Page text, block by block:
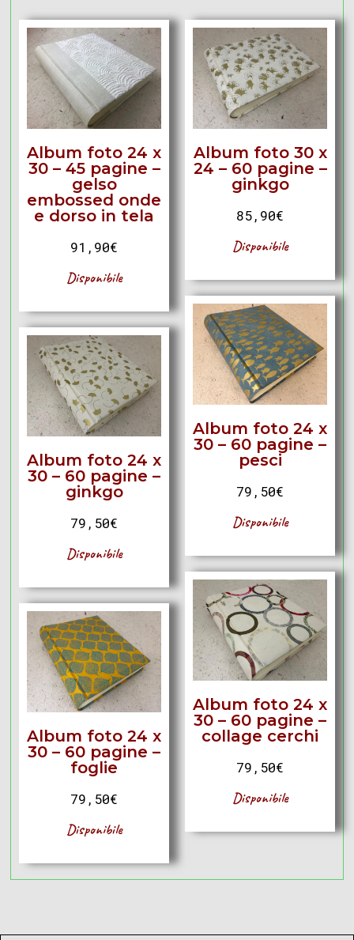
Album foto 24 x
30 – 45 pagine –
gelso
embossed onde
e dorso in tela
91,90€
Disponibile
Album foto 30 x
24 – 60 pagine –
ginkgo
85,90€
Disponibile
Album foto 24 x
30 – 60 pagine –
pesci
79,50€
Disponibile
Album foto 24 x
30 – 60 pagine –
ginkgo
79,50€
Disponibile
Album foto 24 x
30 – 60 pagine –
collage cerchi
79,50€
Disponibile
Album foto 24 x
30 – 60 pagine –
foglie
79,50€
Disponibile